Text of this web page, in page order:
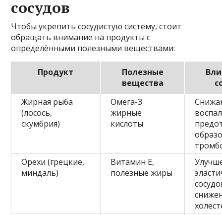
сосудов
Чтобы укрепить сосудистую систему, стоит
обращать внимание на продукты с
определёнными полезными веществами:
Продукт
Полезные
вещества
Жирная рыба
(лосось,
скумбрия)
Омега-3
жирные
кислоты
Орехи (грецкие,
миндаль)
Витамин Е,
полезные жиры